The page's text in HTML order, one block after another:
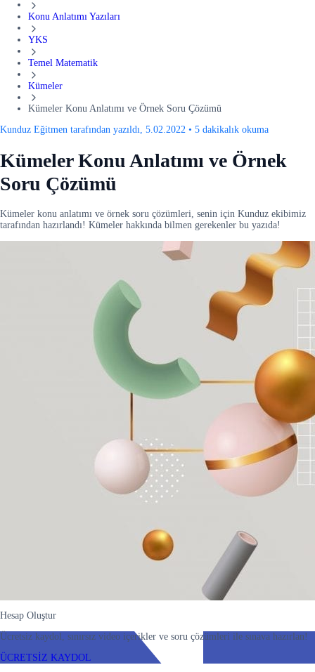
Konu Anlatımı Yazıları
YKS
Temel Matematik
Kümeler
Kümeler Konu Anlatımı ve Örnek Soru Çözümü
Kunduz Eğitmen tarafından yazıldı, 5.02.2022 • 5 dakikalık okuma
Kümeler Konu Anlatımı ve Örnek
Soru Çözümü
Kümeler konu anlatımı ve örnek soru çözümleri, senin için Kunduz ekibimiz
tarafından hazırlandı! Kümeler hakkında bilmen gerekenler bu yazıda!
Hesap Oluştur
Ücretsiz kaydol, sınırsız video içerikler ve soru çözümleri ile sınava hazırlan!
ÜCRETSİZ KAYDOL